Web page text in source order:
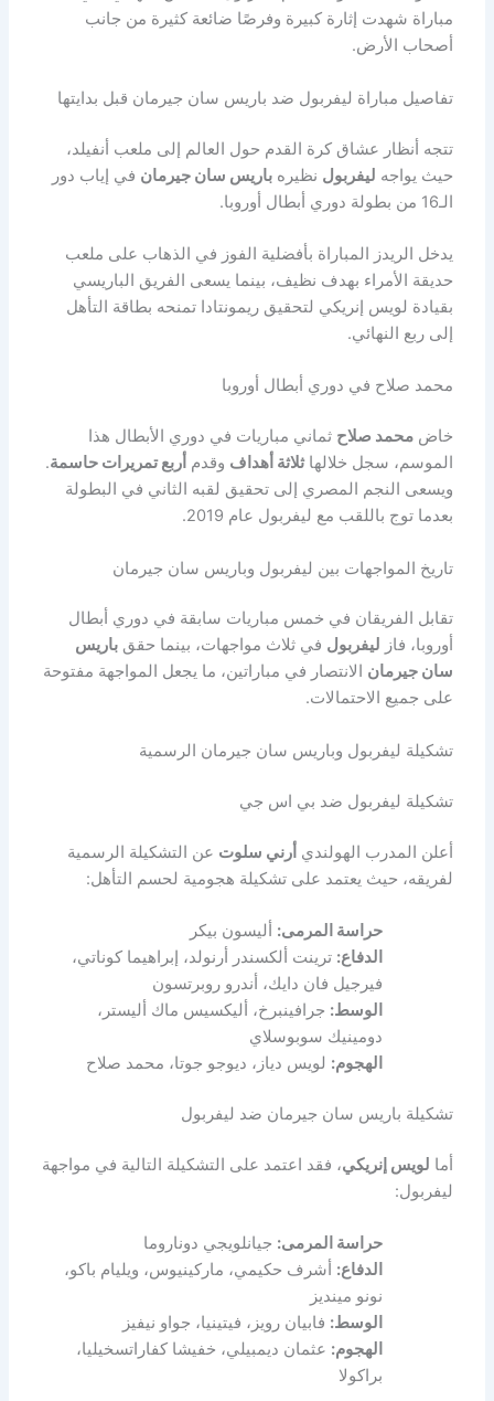
مباراة شهدت إثارة كبيرة وفرصًا ضائعة كثيرة من جانب
أصحاب الأرض.
تفاصيل مباراة ليفربول ضد باريس سان جيرمان قبل بدايتها
تتجه أنظار عشاق كرة القدم حول العالم إلى ملعب أنفيلد،
حيث يواجه ليفربول نظيرهباريس سان جيرمان في إياب دور
الـ16 من بطولة دوري أبطال أوروبا.
يدخل الريدز المباراة بأفضلية الفوز في الذهاب على ملعب
حديقة الأمراء بهدف نظيف، بينما يسعى الفريق الباريسي
بقيادة لويس إنريكي لتحقيق ريمونتادا تمنحه بطاقة التأهل
إلى ربع النهائي.
محمد صلاح في دوري أبطال أوروبا
خاضمحمد صلاح ثماني مباريات في دوري الأبطال هذا
الموسم، سجل خلالهاثلاثة أهداف وقدم أربع تمريرات حاسمة.
ويسعى النجم المصري إلى تحقيق لقبه الثاني في البطولة
بعدما توج باللقب مع ليفربول عام 2019.
تاريخ المواجهات بين ليفربول وباريس سان جيرمان
تقابل الفريقان في خمس مباريات سابقة في دوري أبطال
أوروبا، فاز ليفربول في ثلاث مواجهات، بينما حققباريس
سان جيرمان الانتصار في مباراتين، ما يجعل المواجهة مفتوحة
على جميع الاحتمالات.
تشكيلة ليفربول وباريس سان جيرمان الرسمية
تشكيلة ليفربول ضد بي اس جي
أعلن المدرب الهولندي أرني سلوت عن التشكيلة الرسمية
لفريقه، حيث يعتمد على تشكيلة هجومية لحسم التأهل:
حراسة المرمى: أليسون بيكر
الدفاع: ترينت ألكسندر أرنولد، إبراهيما كوناتي،
فيرجيل فان دايك، أندرو روبرتسون
الوسط: جرافينبرخ، أليكسيس ماك أليستر،
دومينيك سوبوسلاي
الهجوم: لويس دياز، ديوجو جوتا، محمد صلاح
تشكيلة باريس سان جيرمان ضد ليفربول
أما لويس إنريكي، فقد اعتمد على التشكيلة التالية في مواجهة
ليفربول:
حراسة المرمى: جيانلويجي دوناروما
الدفاع: أشرف حكيمي، ماركينيوس، ويليام باكو،
نونو مينديز
الوسط: فابيان رويز، فيتينيا، جواو نيفيز
الهجوم: عثمان ديمبيلي، خفيشا كفاراتسخيليا،
براكولا